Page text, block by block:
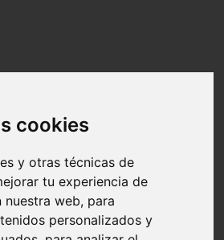
cookies
y otras técnicas de
tu experiencia de
nuestra web, para
personalizados y